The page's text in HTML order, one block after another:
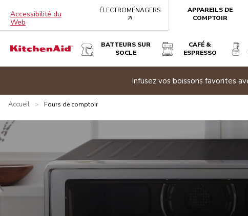
Accessibilité du
Web
ÉLECTROMÉNAGERS
APPAREILS DE
COMPTOIR
BATTEURS SUR
SOCLE
CAFÉ &
ESPRESSO
Infusez vos boissons favorites
Accueil > Fours de comptoir